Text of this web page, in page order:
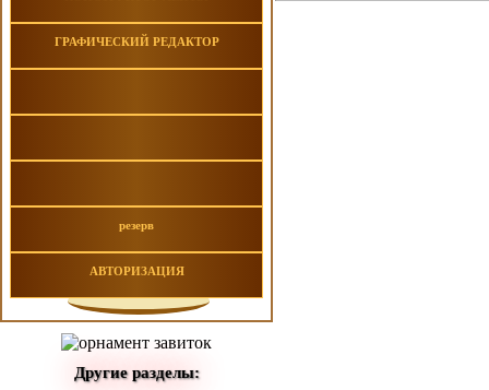
ГРАФИЧЕСКИЙ РЕДАКТОР
резерв
АВТОРИЗАЦИЯ
Другие разделы: